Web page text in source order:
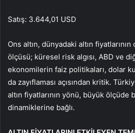
Satış: 3.644,01 USD
Ons altın, dünyadaki altın fiyatlarının
ölçüsü; küresel risk algısı, ABD ve
ekonomilerin faiz politikaları, dolar
da zayıflaması açısından kritik.
altın fiyatlarının yönü, büyük ölçüde
dinamiklerine bağlı.